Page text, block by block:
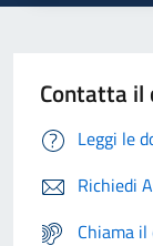
Contatta il
Leggi le
Richiedi
Chiama